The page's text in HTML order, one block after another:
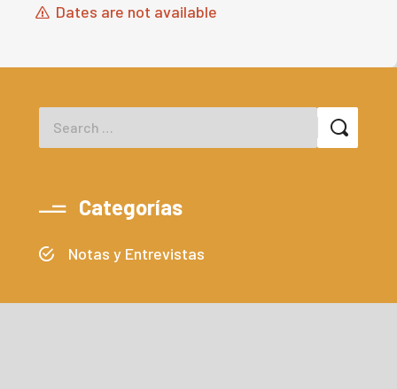
Dates are not available
Categorías
Notas y Entrevistas